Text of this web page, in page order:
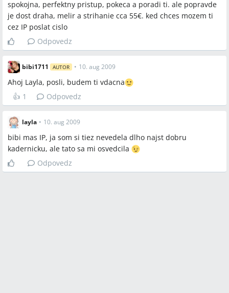
spokojna, perfektny pristup, pokeca a poradi ti. ale popravde
je dost draha, melir a strihanie cca 55€. ked chces mozem ti
cez IP poslat cislo
Odpovedz
bibi1711 AUTOR • 10. aug 2009
Ahoj Layla, posli, budem ti vdacna
👍 1 Odpovedz
layla • 10. aug 2009
bibi mas IP, ja som si tiez nevedela dlho najst dobru
kadernicku, ale tato sa mi osvedcila
Odpovedz